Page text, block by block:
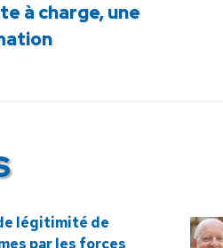
à charge, une
légitimité de
par les forces